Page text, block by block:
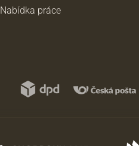
Nabídka práce